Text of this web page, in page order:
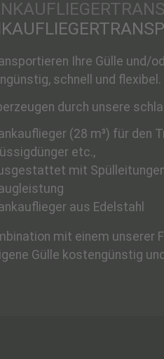
Ihre Gülle und/
schnell und flexibel.
durch unsere
(28 m³) für den
etc.,
mit
aus Edelstahl
mit einem unserer
Gülle kostengünstig